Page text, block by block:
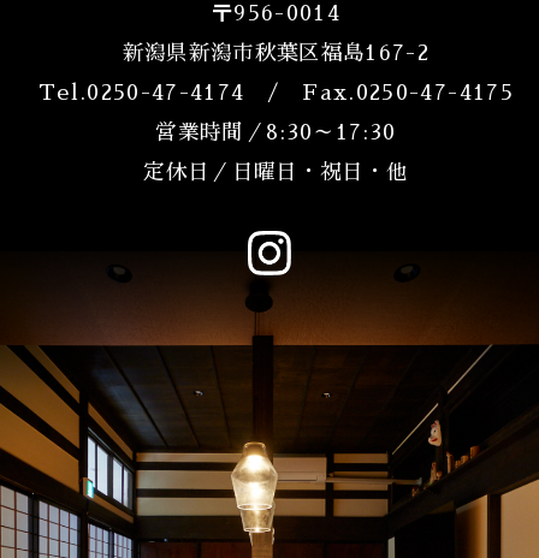
〒956-0014
新潟県新潟市秋葉区福島167-2
Tel. 0250-47-4174 / Fax.0250-47-4175
営業時間／8:30～17:30
定休日／日曜日・祝日・他